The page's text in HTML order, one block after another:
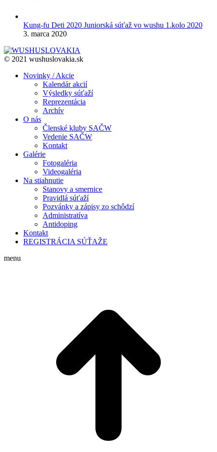
Kung-fu Deti 2020 Juniorská súťaž vo wushu 1.kolo 2020
3. marca 2020
© 2021 wushuslovakia.sk
Novinky / Akcie
Kalendár akcií
Výsledky súťaží
Reprezentácia
Archív
O nás
Členské kluby SAČW
Vedenie SAČW
Kontakt
Galérie
Fotogaléria
Videogaléria
Na stiahnutie
Stanovy a smernice
Pravidlá súťaží
Pozvánky a zápisy zo schôdzí
Administratíva
Antidoping
Kontakt
REGISTRÁCIA SÚŤAŽE
menu